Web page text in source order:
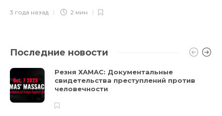
3 года назад 2 мин
Последние новости
Резня ХАМАС: Документальные
свидетельства преступлений против
человечности